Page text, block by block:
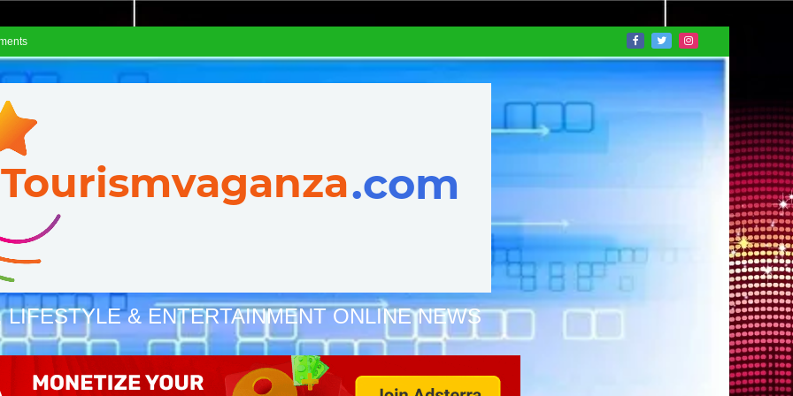
LIFESTYLE & ENTERTAINMENT ONLINE NEWS